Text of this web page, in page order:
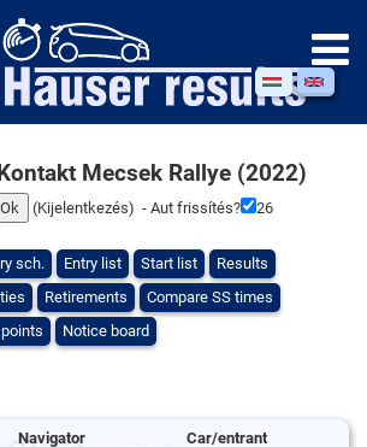
Mecsek Rallye (2022)
(Kijelentkezés) - Aut frissítés? 25
sch. Entry list Start list
Results
Retirements
Compare SS times
Notice board
Navigator Car/entrant